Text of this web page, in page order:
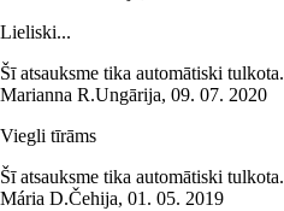
Lieliski...
Šī atsauksme tika automātiski tulkota.
Marianna R.Ungārija, 09. 07. 2020
Viegli tīrāms
Šī atsauksme tika automātiski tulkota.
Mária D.Čehija, 01. 05. 2019